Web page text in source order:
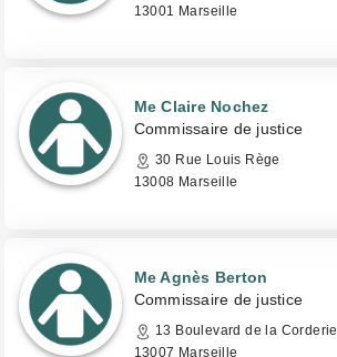
13001 Marseille
Me Claire Nochez
Commissaire de justice
30 Rue Louis Rège
13008 Marseille
Me Agnès Berton
Commissaire de justice
13 Boulevard de la Corderie
13007 Marseille